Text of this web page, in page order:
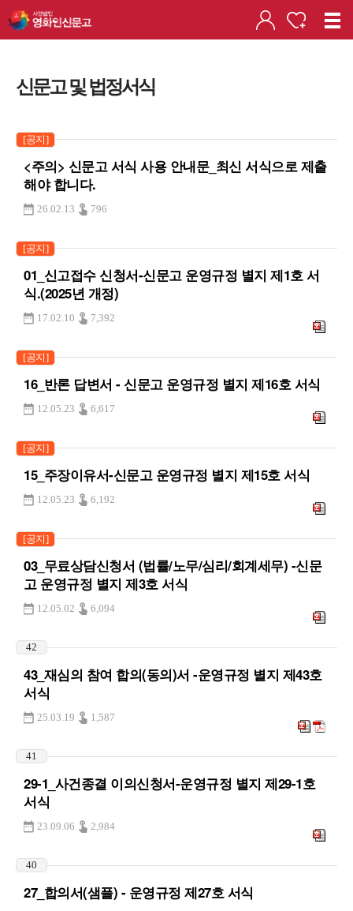
신문고 및 법정서식
[공지]
<주의> 신문고 서식 사용 안내문_최신 서식으로 제출
해야 합니다.
26.02.13 796
[공지]
01_신고접수 신청서-신문고 운영규정 별지 제1호 서
식.(2025년 개정)
17.02.10 7,392
[공지]
16_반론 답변서 - 신문고 운영규정 별지 제16호 서식
12.05.23 6,617
[공지]
15_주장이유서-신문고 운영규정 별지 제15호 서식
12.05.23 6,192
[공지]
03_무료상담신청서 (법률/노무/심리/회계세무) -신문
고 운영규정 별지 제3호 서식
12.05.02 6,094
42
43_재심의 참여 합의(동의)서 -운영규정 별지 제43호
서식
25.03.19 1,587
41
29-1_사건종결 이의신청서-운영규정 별지 제29-1호
서식
23.09.06 2,984
40
27_합의서(샘플) - 운영규정 제27호 서식